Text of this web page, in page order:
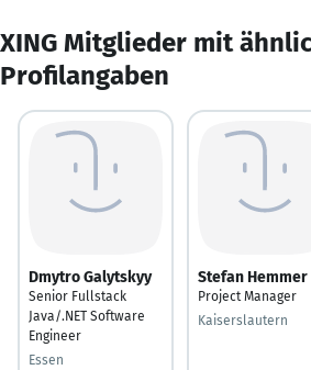
XING Mitglieder mit
Profilangaben
Dmytro Galytskyy
Senior Fullstack
Java/.NET Software
Engineer
Essen
Stefan Hemmer
Project Manager
Kaiserslautern